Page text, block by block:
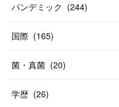
パンデミック (244)
国際 (165)
菌・真菌 (20)
学歴 (26)